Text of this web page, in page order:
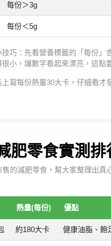
每份＞3g
每份＜5g
巧：先看營養標籤的「每份
小，讓數字看起來漂亮，這點
寫每份熱量30大卡，仔細看
肥零食實測排
的減肥零食，幫大家整理出
熱量(每份) 優點
約180大卡 健康油脂、飽